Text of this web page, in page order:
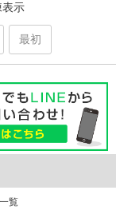
示
最初
覧